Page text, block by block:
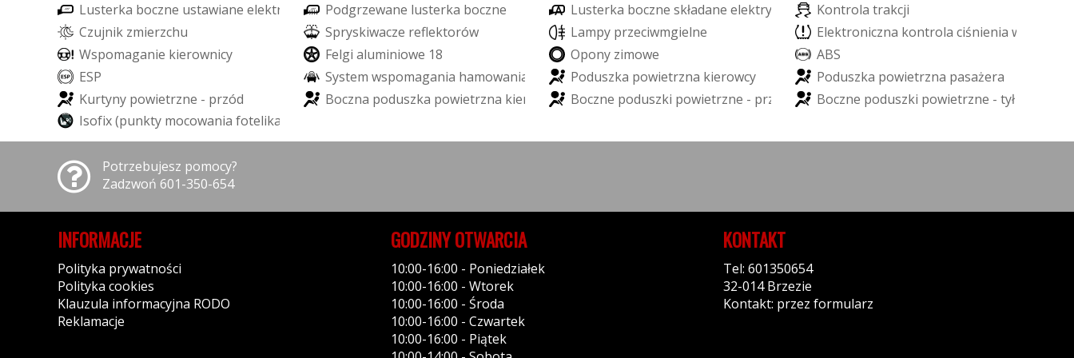
Lusterka boczne ustawiane elektr nie Podgrzewane lusterka boczne Lusterka boczne składane elektry e Kontrola trakcji
Czujnik zmierzchu Spryskiwacze refektorów Lampy przeciwmgielne Elektroniczna kontrola ciśnienia w
Wspomaganie kierownicy Felgi aluminiowe 18 Opony zimowe ABS
ESP System wspomagania hamowania Poduszka powietrzna kierowcy Poduszka powietrzna pasażera
Kurtyny powietrzne - przód Boczna poduszka powietrzna kier cy Boczne poduszki powietrzne - prz Boczne poduszki powietrzne - tył
Isofix(punkty mocowania fotelika
Potrzebujesz pomocy?
Zadzwoń 601-350-654
INFORMACJE
Polityka prywatności
Polityka cookies
Klauzula informacyjna RODO
Reklamacje
GODZINY OTWARCIA
10:00-16:00 - Poniedziałek
10:00-16:00 - Wtorek
10:00-16:00 - Środa
10:00-16:00 - Czwartek
10:00-16:00 - Piątek
KONTAKT
Tel: 601350654
32-014 Brzezie
Kontakt: przez formularz